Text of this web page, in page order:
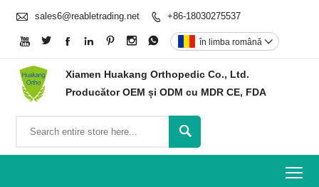
 sales6@reabletrading.net  +86-18030275537
       în limba română 
Xiamen Huakang Orthopedic Co., Ltd.
Producător OEM și ODM cu MDR CE, FDA
